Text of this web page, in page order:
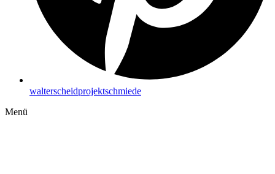
walterscheidprojektschmiede
Menü